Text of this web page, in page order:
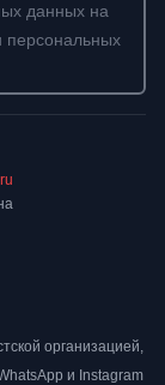
данных на
персональных
организацией,
и Instagram